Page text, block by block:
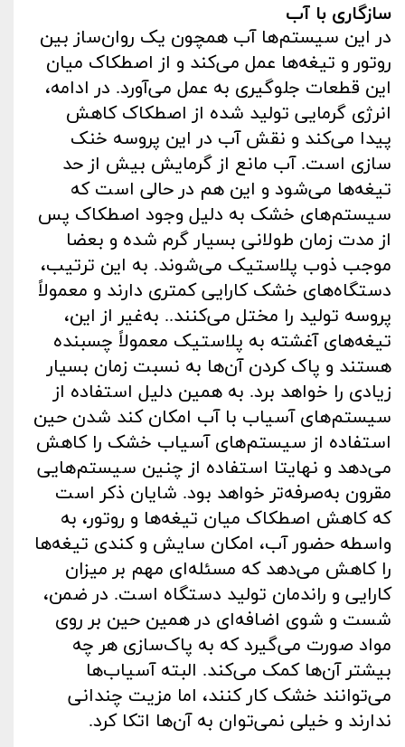
سازگاری با آب
در این سیستم‌ها آب همچون یک روان‌ساز بین
روتور و تیغه‌ها عمل می‌کند و از اصطکاک میان
این قطعات جلوگیری به عمل می‌آورد. در ادامه،
انرژی گرمایی تولید شده از اصطکاک کاهش
پیدا می‌کند و نقش آب در این پروسه خنک
‌سازی است. آب مانع از گرمایش بیش ‌از حد
تیغه‌ها می‌شود و این هم در حالی است که
سیستم‌های خشک به دلیل وجود اصطکاک پس
از مدت ‌زمان طولانی بسیار گرم شده و بعضا
موجب ذوب پلاستیک می‌شوند. به ‌این ‌ترتیب،
دستگاه‌های خشک کارایی کمتری دارند و معمولاً
پروسه تولید را مختل می‌کنند.. به‌غیر از این،
تیغه‌های آغشته به پلاستیک معمولاً چسبنده
هستند و پاک کردن آن‌ها به نسبت زمان بسیار
زیادی را خواهد برد. به همین دلیل استفاده از
سیستم‌های آسیاب با آب امکان کند شدن حین
استفاده از سیستم‌های آسیاب خشک را کاهش
می‌دهد و نهایتا استفاده از چنین سیستم‌هایی
مقرون به‌صرفه‌تر خواهد بود. شایان ‌ذکر است
که کاهش اصطکاک میان تیغه‌ها و روتور، به‌
واسطه حضور آب، امکان سایش و کندی تیغه‌ها
را کاهش می‌دهد که مسئله‌ای مهم بر میزان
کارایی و راندمان تولید دستگاه است. در ضمن،
شست و شوی اضافه‌ای در همین حین بر روی
مواد صورت می‌گیرد که به پاک‌سازی هر چه
بیشتر آن‌ها کمک می‌کند. البته آسیاب‌ها
می‌توانند خشک کار کنند، اما مزیت چندانی
ندارند و خیلی نمی‌توان به آن‌ها اتکا کرد.